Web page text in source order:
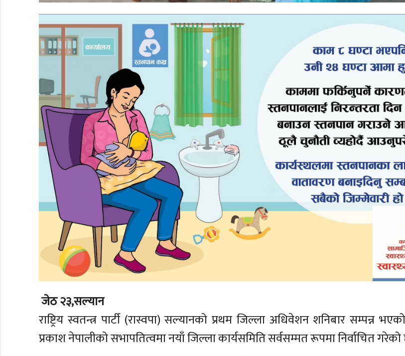
जेठ २३,सल्यान
राष्ट्रिय स्वतन्त्र पार्टी (रास्वपा) सल्यानको प्रथम जिल्ला अधिवेशन शनिबार सम्पन्न
प्रकाश नेपालीको सभापतित्वमा नयाँ जिल्ला कार्यसमिति सर्वसम्मत रूपमा निर्वाचित